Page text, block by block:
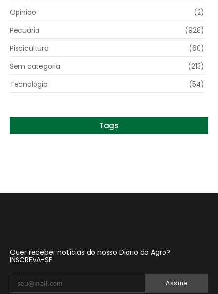
Opinião
(2)
Pecuária
(928)
Piscicultura
(60)
Sem categoria
(213)
Tecnologia
(54)
Tags
Quer receber notícias do nosso Diário do Agro?
INSCREVA-SE
Assine